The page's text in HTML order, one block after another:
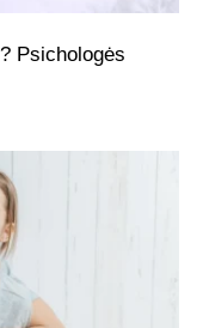
Psichologės